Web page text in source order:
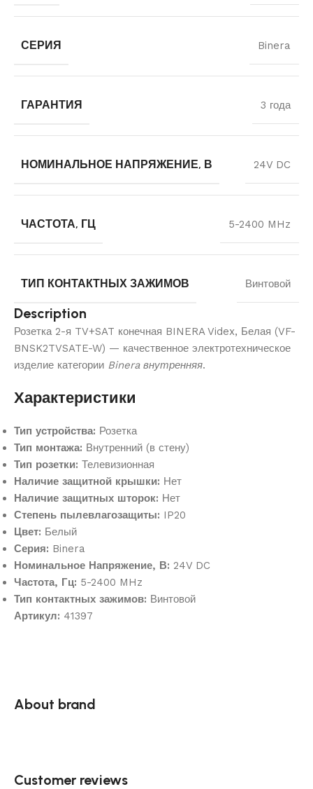
СЕРИЯ Binera
ГАРАНТИЯ 3 года
НОМИНАЛЬНОЕ НАПРЯЖЕНИЕ, В 24V DC
ЧАСТОТА, ГЦ 5-2400 MHz
ТИП КОНТАКТНЫХ ЗАЖИМОВ Винтовой
Description
Розетка 2-я TV+SAT конечная BINERA Videx, Белая (VF-
BNSK2TVSATE-W) — качественное электротехническое
изделие категории Binera внутренняя.
Характеристики
Тип устройства: Розетка
Тип монтажа: Внутренний (в стену)
Тип розетки: Телевизионная
Наличие защитной крышки: Нет
Наличие защитных шторок: Нет
Степень пылевлагозащиты: IP20
Цвет: Белый
Серия: Binera
Номинальное Напряжение, В: 24V DC
Частота, Гц: 5-2400 MHz
Тип контактных зажимов: Винтовой
Артикул: 41397
About brand
Customer reviews​